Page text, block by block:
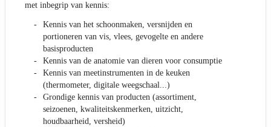
met inbegrip van kennis:
Kennis van het schoonmaken, versnijden en
portioneren van vis, vlees, gevogelte en andere
basisproducten
Kennis van de anatomie van dieren voor consumptie
Kennis van meetinstrumenten in de keuken
(thermometer, digitale weegschaal...)
Grondige kennis van producten (assortiment,
seizoenen, kwaliteitskenmerken, uitzicht,
houdbaarheid, versheid)